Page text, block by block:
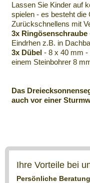
Lassen Sie Kinder auf
spielen - es besteht die
Zurückschnellens mit
3x Ringösenschraube
Eindrhen z.B. in
3x Dübel - 8 x 40 mm -
einem Steinbohrer 8
Das
auch vor einer
Ihre Vorteile bei
Persönliche Beratung